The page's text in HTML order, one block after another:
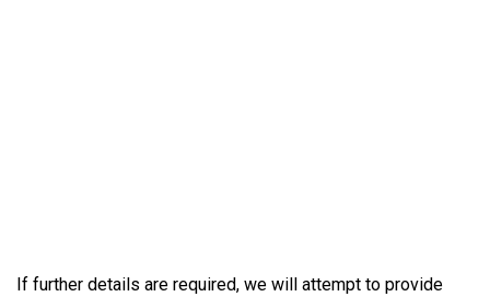
If further details are required, we will attempt to provide